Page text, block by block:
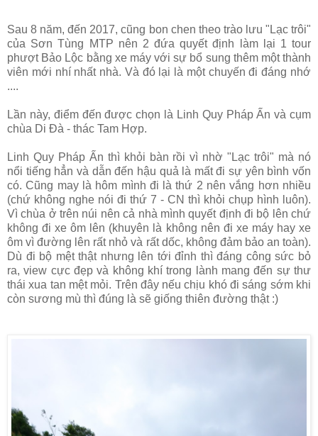
Sau 8 năm, đến 2017, cũng bon chen theo trào lưu "Lạc trôi"
của Sơn Tùng MTP nên 2 đứa quyết định làm lại 1 tour
phượt Bảo Lộc bằng xe máy với sự bổ sung thêm một thành
viên mới nhí nhất nhà. Và đó lại là một chuyến đi đáng nhớ
....
Lần này, điểm đến được chọn là Linh Quy Pháp Ấn và cụm
chùa Di Đà - thác Tam Hợp.
Linh Quy Pháp Ấn thì khỏi bàn rồi vì nhờ "Lạc trôi" mà nó
nổi tiếng hẳn và dẫn đến hậu quả là mất đi sự yên bình vốn
có. Cũng may là hôm mình đi là thứ 2 nên vắng hơn nhiều
(chứ không nghe nói đi thứ 7 - CN thì khỏi chụp hình luôn).
Vì chùa ở trên núi nên cả nhà mình quyết định đi bộ lên chứ
không đi xe ôm lên (khuyên là không nên đi xe máy hay xe
ôm vì đường lên rất nhỏ và rất dốc, không đảm bảo an toàn).
Dù đi bộ mệt thật nhưng lên tới đỉnh thì đáng công sức bỏ
ra, view cực đẹp và không khí trong lành mang đến sự thư
thái xua tan mệt mỏi. Trên đây nếu chịu khó đi sáng sớm khi
còn sương mù thì đúng là sẽ giống thiên đường thật :)